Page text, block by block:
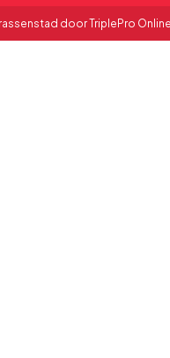
door TriplePro